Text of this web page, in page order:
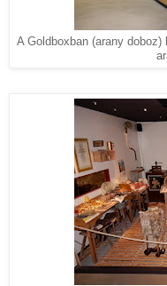
A Goldboxban (arany